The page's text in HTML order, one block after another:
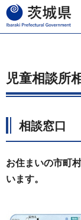
茨城県
児童相談所
相談窓口
お住まいの市町
います。